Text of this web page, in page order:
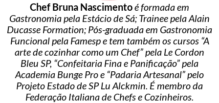
Chef Bruna Nascimentoé formada em
Gastronomia pela Estácio de Sá; Trainee pela Alain
Ducasse Formation; Pós-graduada em Gastronomia
Funcional pela Famesp e tem também os cursos “A
arte de cozinhar como um Chef” pela Le Cordon
Bleu SP, “Confeitaria Fina e Panificação” pela
Academia Bunge Pro e “Padaria Artesanal” pelo
Projeto Estado de SP Lu Alckmin. É membro da
Federação Italiana de Chefs e Cozinheiros.